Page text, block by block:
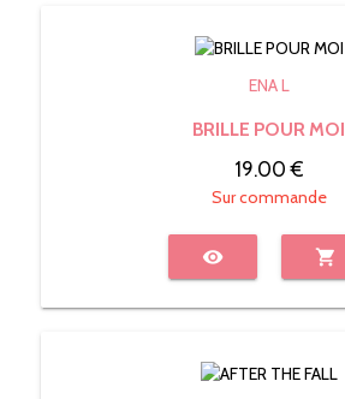
ENA L
BRILLE POUR MOI
19.00 €
Sur commande
visibility shopping_cart